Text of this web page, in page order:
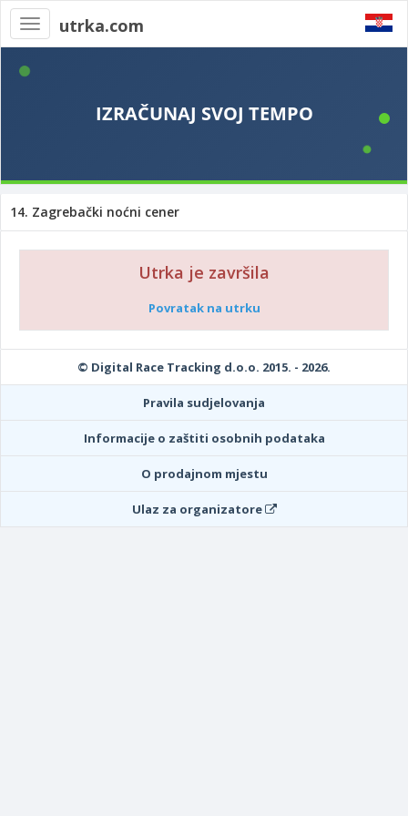
Toggle
navigation
utrka.com
14. Zagrebački noćni cener
Utrka je završila
Povratak na utrku
© Digital Race Tracking d.o.o. 2015. - 2026.
Pravila sudjelovanja
Informacije o zaštiti osobnih podataka
O prodajnom mjestu
Ulaz za organizatore